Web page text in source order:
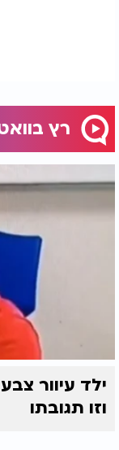
רץ
ילד עיוור
וזו תגובתו